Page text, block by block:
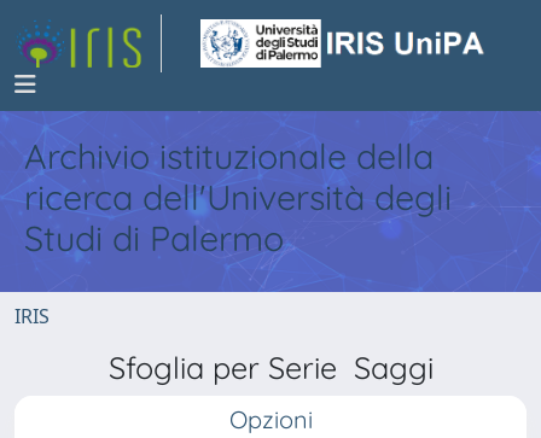
Archivio istituzionale della
ricerca dell'Università degli
Studi di Palermo
IRIS
Sfoglia per Serie Saggi
Opzioni